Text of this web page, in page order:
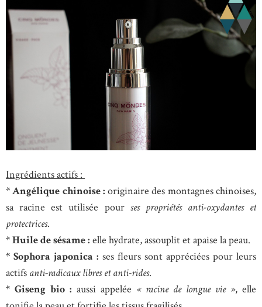
Ingrédients actifs :
* Angélique chinoise : originaire des montagnes chinoises,
sa racine est utilisée pour ses propriétés anti-oxydantes et
protectrices.
* Huile de sésame : elle hydrate, assouplit et apaise la peau.
* Sophora japonica : ses fleurs sont appréciées pour leurs
actifs anti-radicaux libres et anti-rides.
* Giseng bio : aussi appelée « racine de longue vie », elle